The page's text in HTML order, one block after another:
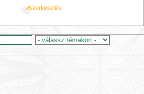
szerkesztés